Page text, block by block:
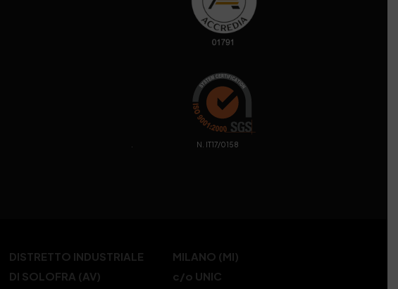
. N. IT17/0158
DISTRETTO INDUSTRIALE
DI SOLOFRA (AV)
MILANO (MI)
c/o UNIC